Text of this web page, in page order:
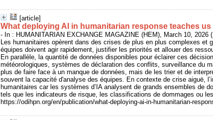
[article]
What deploying AI in humanitarian response teaches
- In : HUMANITARIAN EXCHANGE MAGAZINE (HEM), March 10, 2026
Les humanitaires opèrent dans des crises de plus en plus complexes et
équipes doivent agir rapidement, justifier les priorités et allouer des
En parallèle, la quantité de données disponibles pour éclairer ces
météorologiques, systèmes de déclaration des conflits, surveillance du
plus de faire face à un manque de données, mais de les trier et de
souvent la capacité d'analyse des équipes. En contexte de crise aiguë,
humanitaires car les systèmes d’IA analysent de grands ensembles de
tels que les indicateurs de risque, les classifications de dommages ou
https://odihpn.org/en/publication/what-deploying-ai-in-humanitarian-